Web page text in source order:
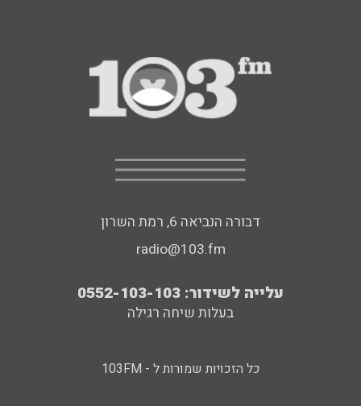
דבורה הנביאה 6, רמת השרון
radio@103.fm
עלייה לשידור: 0552-103-103
בעלות שיחה רגילה
כל הזכויות שמורות ל - 103FM